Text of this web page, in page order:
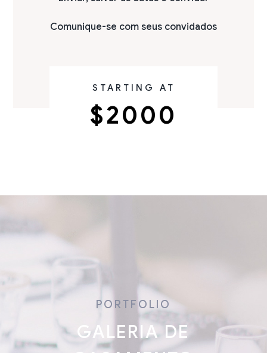
Comunique-se com seus convidados
STARTING AT
$2000
PORTFOLIO
GALERIA DE